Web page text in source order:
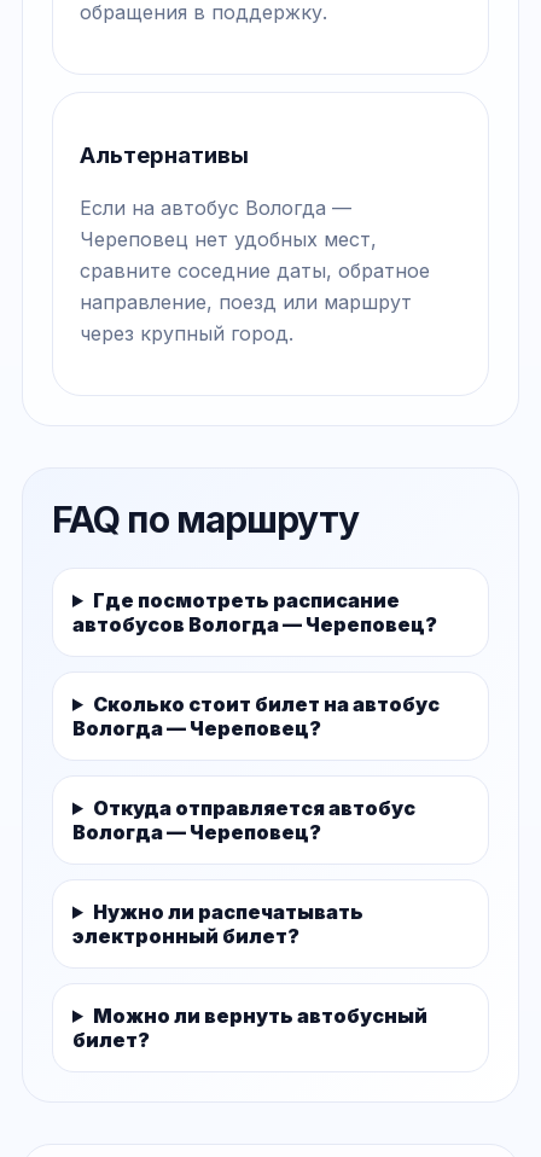
обращения в поддержку.
Альтернативы
Если на автобус Вологда —
Череповец нет удобных мест,
сравните соседние даты, обратное
направление, поезд или маршрут
через крупный город.
FAQ по маршруту
Где посмотреть расписание
автобусов Вологда — Череповец?
Сколько стоит билет на автобус
Вологда — Череповец?
Откуда отправляется автобус
Вологда — Череповец?
Нужно ли распечатывать
электронный билет?
Можно ли вернуть автобусный
билет?